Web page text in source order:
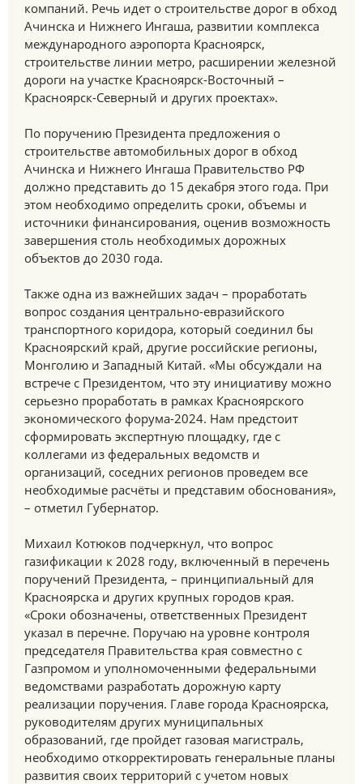
компаний. Речь идет о строительстве дорог в обход
Ачинска и Нижнего Ингаша, развитии комплекса
международного аэропорта Красноярск,
строительстве линии метро, расширении железной
дороги на участке Красноярск-Восточный –
Красноярск-Северный и других проектах».
По поручению Президента предложения о
строительстве автомобильных дорог в обход
Ачинска и Нижнего Ингаша Правительство РФ
должно представить до 15 декабря этого года. При
этом необходимо определить сроки, объемы и
источники финансирования, оценив возможность
завершения столь необходимых дорожных
объектов до 2030 года.
Также одна из важнейших задач – проработать
вопрос создания центрально-евразийского
транспортного коридора, который соединил бы
Красноярский край, другие российские регионы,
Монголию и Западный Китай. «Мы обсуждали на
встрече с Президентом, что эту инициативу можно
серьезно проработать в рамках Красноярского
экономического форума-2024. Нам предстоит
сформировать экспертную площадку, где с
коллегами из федеральных ведомств и
организаций, соседних регионов проведем все
необходимые расчёты и представим обоснования»,
– отметил Губернатор.
Михаил Котюков подчеркнул, что вопрос
газификации к 2028 году, включенный в перечень
поручений Президента, – принципиальный для
Красноярска и других крупных городов края.
«Сроки обозначены, ответственных Президент
указал в перечне. Поручаю на уровне контроля
председателя Правительства края совместно с
Газпромом и уполномоченными федеральными
ведомствами разработать дорожную карту
реализации поручения. Главе города Красноярска,
руководителям других муниципальных
образований, где пройдет газовая магистраль,
необходимо откорректировать генеральные планы
развития своих территорий с учетом новых